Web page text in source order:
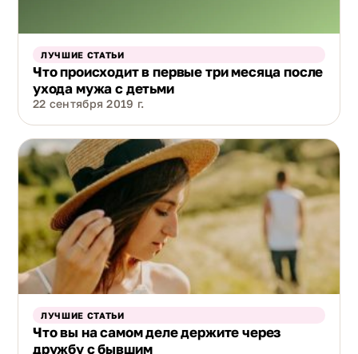
ЛУЧШИЕ СТАТЬИ
Что происходит в первые три месяца после
ухода мужа с детьми
22 сентября 2019 г.
ЛУЧШИЕ СТАТЬИ
Что вы на самом деле держите через
дружбу с бывшим